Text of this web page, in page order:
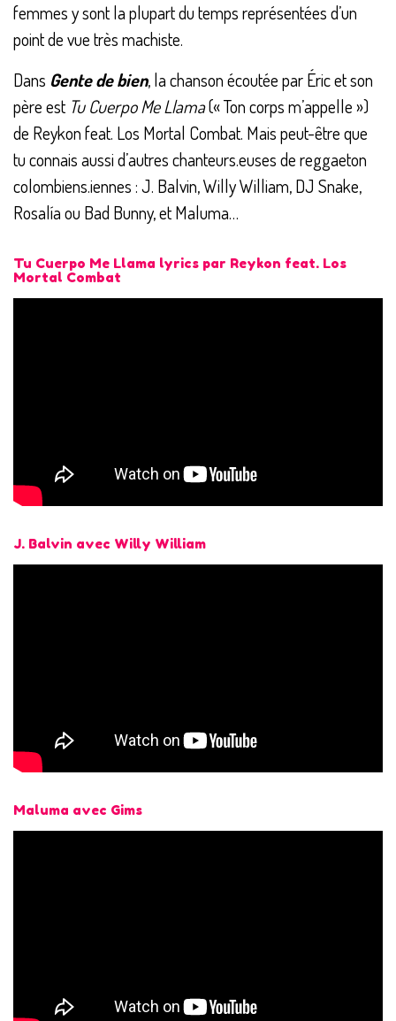
femmes y sont la plupart du temps représentées d’un
point de vue très machiste.
Dans Gente de bien, la chanson écoutée par Éric et son
père est Tu Cuerpo Me Llama(« Ton corps m’appelle »)
de Reykon feat. Los Mortal Combat. Mais peut-être que
tu connais aussi d’autres chanteurs.euses de reggaeton
colombiens.iennes : J. Balvin, Willy William, DJ Snake,
Rosalía ou Bad Bunny, et Maluma…
Tu Cuerpo Me Llama lyrics par Reykon feat. Los
Mortal Combat
J. Balvin avec Willy William
Maluma avec Gims